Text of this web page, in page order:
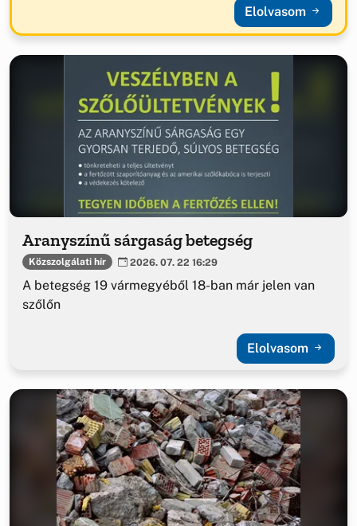
Elolvasom
Aranyszínű sárgaság betegség
Közszolgálati hír 2026. 07. 22 16:29
A betegség 19 vármegyéből 18-ban már jelen van
szőlőn
Elolvasom